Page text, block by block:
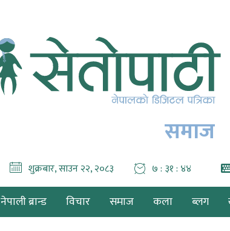
समाज
शुक्रबार, साउन २२, २०८३ ७ : ३१ : ४५
नेपाली ब्रान्ड विचार समाज कला ब्लग